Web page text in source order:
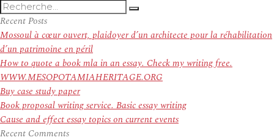
Recherche
pour
:
Recherche
Recent Posts
Mossoul à cœur ouvert, plaidoyer d’un architecte pour la réhabilitation
d’un patrimoine en péril
How to quote a book mla in an essay. Check my writing free.
WWW.MESOPOTAMIAHERITAGE.ORG
Buy case study paper
Book proposal writing service. Basic essay writing
Cause and effect essay topics on current events
Recent Comments